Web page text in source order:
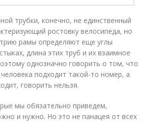
трубки, конечно, не единственный
ростовку велосипеда, но
рамы определяют еще углы
длина этих труб и их взаимное
однозначно говорить о том, что
подходит такой-то номер, а
говорить нельзя.
мы обязательно приведем,
и нужно. Но это не панацея от всех